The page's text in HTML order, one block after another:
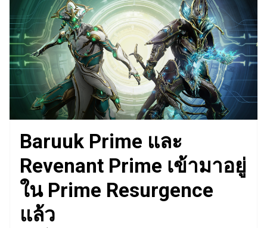
Baruuk Prime และ
Revenant Prime เข้ามาอยู่
ใน Prime Resurgence
แล้ว